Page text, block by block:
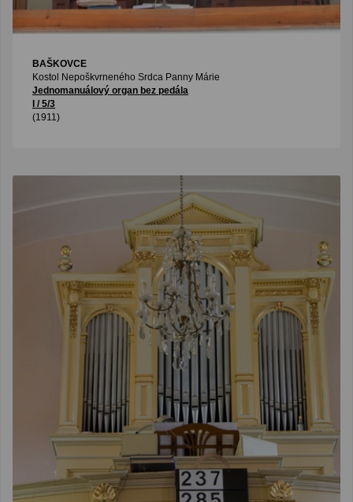
BAŠKOVCE
Kostol Nepoškvrneného Srdca Panny Márie
Jednomanuálový organ bez pedála
I / 5/3
(1911)